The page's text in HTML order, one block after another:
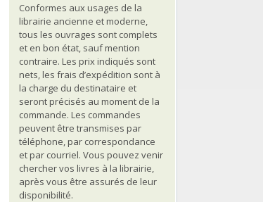
Conformes aux usages de la
librairie ancienne et moderne,
tous les ouvrages sont complets
et en bon état, sauf mention
contraire. Les prix indiqués sont
nets, les frais d’expédition sont à
la charge du destinataire et
seront précisés au moment de la
commande. Les commandes
peuvent être transmises par
téléphone, par correspondance
et par courriel. Vous pouvez venir
chercher vos livres à la librairie,
après vous être assurés de leur
disponibilité.